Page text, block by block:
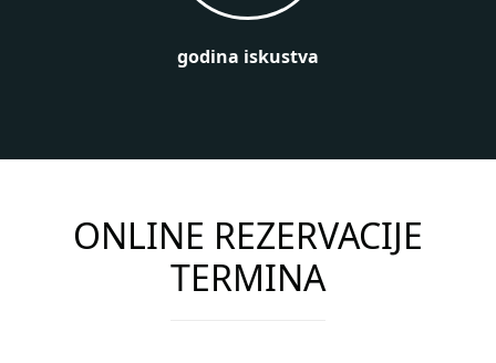
ONLINE REZERVACIJE
TERMINA
godina iskustva